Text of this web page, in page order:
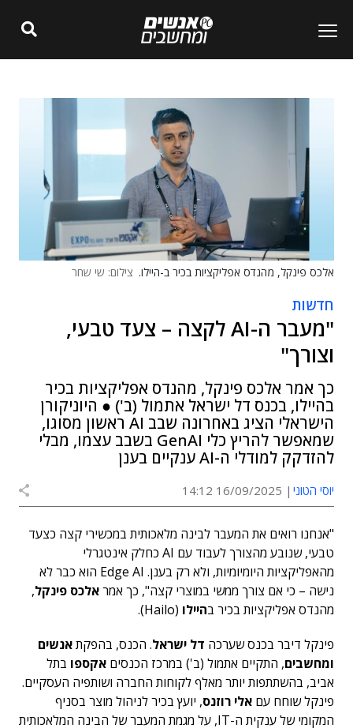
אלכס פינקל, מהנדס אפליקציות בכיר ב-היילו. צילום: שי שחר
חדשות
"מעבר ה-AI לקצה – צעד טבעי,
וצורך"
כך אמר אלכס פינקל, מהנדס אפליקציות בכיר
בהיילו, בכנס דל ישראל אתמול (ב') ● היוניקורן
הישראלי הציג באחרונה שבב AI ראשון מסוגו,
שמאפשר להריץ כלי GenAI בשבב עצמו, מבלי
להזדקק למודלי ה-AI ענקיים בענן
יוסי הטוני 16/09/2025 14:12
"אנחנו רואים את המעבר לבינה מלאכותית במכשירי קצה כצעד
טבעי, שנובע מהצורך לעבוד עם AI כחלק אינטגרלי
מהאפליקציות היומיומיות, ולא רק בענן. Edge AI הוא כבר לא
נישה – כי אם צורך ממשי במוצרי קצה", כך אמראלכס פינקל,
מהנדס אפליקציות בכיר בהיילו (Hailo).
פינקל דיבר בכנס שערכה דל ישראל. הכנס, בהפקתאנשים
ומחשבים, התקיים אתמול (ב') במרכז הכנסים אקספו בתל
אביב, בהשתתפות יותר מאלף לקוחות החברה ושותפיה העסקיים.
פינקל שוחח עם אלי רוזנס, יועץ בכיר לניהול מוצר בסניף
המקומי של ענקית ה-IT, על מגמת המעבר של הבינה המלאכותית